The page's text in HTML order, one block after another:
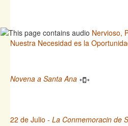
Nervioso,
Nuestra Necesidad es la
Novena a Santa Ana
22 de Julio - La Conmemoracin de